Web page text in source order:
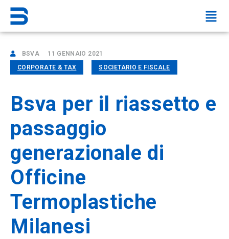
BSVA
11 GENNAIO 2021
CORPORATE & TAX
SOCIETARIO E FISCALE
Bsva per il riassetto e
passaggio
generazionale di
Officine
Termoplastiche
Milanesi